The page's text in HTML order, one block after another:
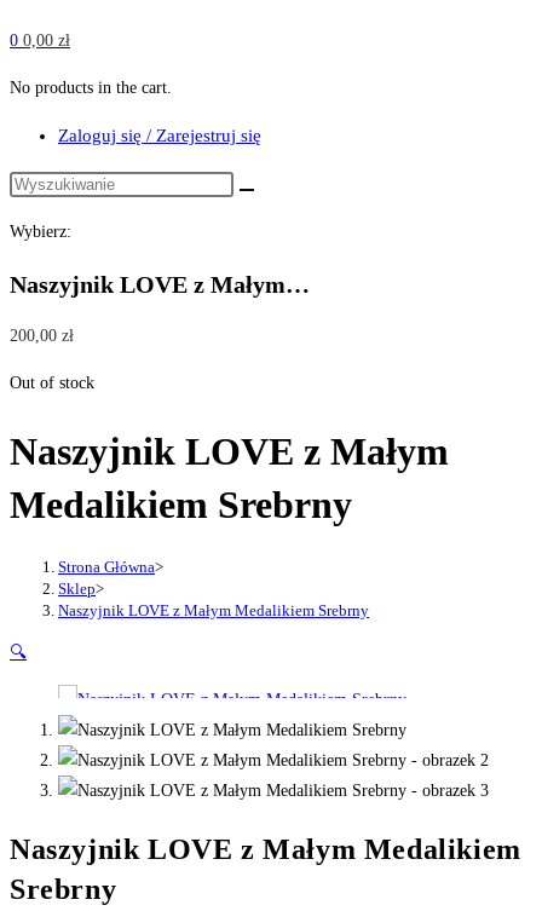
0 0,00 zł
No products in the cart.
Zaloguj się / Zarejestruj się
Wybierz:
Naszyjnik LOVE z Małym…
200,00 zł
Out of stock
Naszyjnik LOVE z Małym
Medalikiem Srebrny
Strona Główna>
Sklep>
Naszyjnik LOVE z Małym Medalikiem Srebrny
🔍
Naszyjnik LOVE z Małym Medalikiem
Srebrny